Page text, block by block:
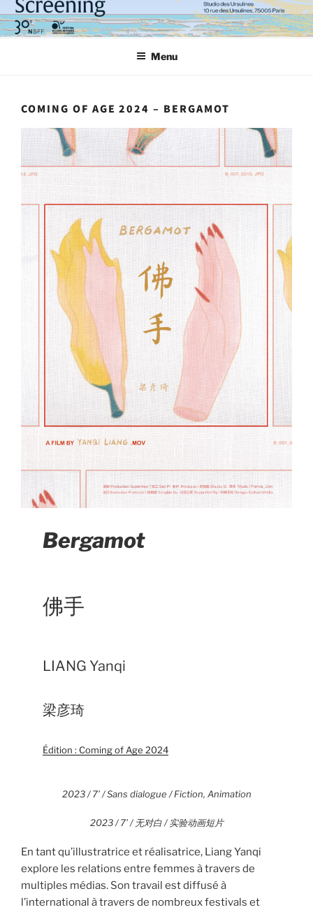
Aller
au
contenu
Menu
COMING OF AGE 2024 – BERGAMOT
Bergamot
佛手
LIANG Yanqi
梁彦琦
Édition : Coming of Age 2024
2023 / 7’ / Sans dialogue / Fiction, Animation
2023 / 7’ / 无对白 / 实验动画短片
En tant qu’illustratrice et réalisatrice, Liang Yanqi
explore les relations entre femmes à travers de
multiples médias. Son travail est diffusé à
l’international à travers de nombreux festivals et